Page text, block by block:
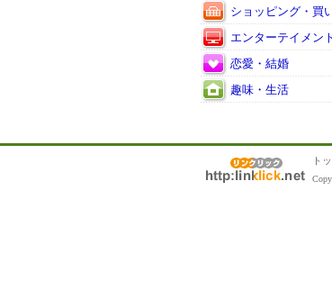
ショッピング・買
エンターテイメント
恋愛・結婚
趣味・生活
ト